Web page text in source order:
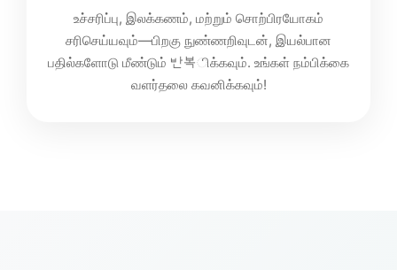
உச்சரிப்பு, இலக்கணம், மற்றும் சொற்பிரயோகம்
சரிசெய்யவும்—பிறகு நுண்ணறிவுடன், இயல்பான
பதில்களோடு மீண்டும் 반복ிக்கவும். உங்கள் நம்பிக்கை
வளர்தலை கவனிக்கவும்!